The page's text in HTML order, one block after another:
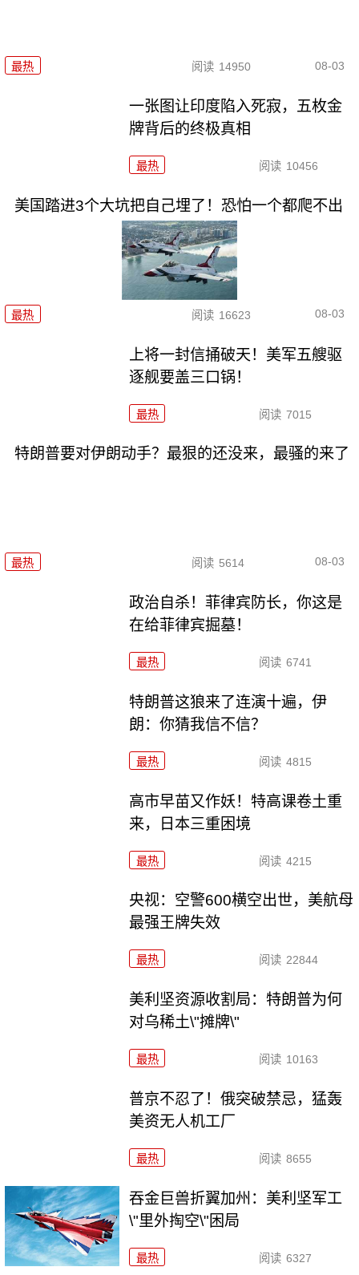
最热 阅读 14950 08-03
一张图让印度陷入死寂，五枚金
牌背后的终极真相
最热 阅读 10456
美国踏进3个大坑把自己埋了！恐怕一个都爬不出
最热 阅读 16623 08-03
上将一封信捅破天！美军五艘驱
逐舰要盖三口锅！
最热 阅读 7015
特朗普要对伊朗动手？最狠的还没来，最骚的来了
最热 阅读 5614 08-03
政治自杀！菲律宾防长，你这是
在给菲律宾掘墓！
最热 阅读 6741
特朗普这狼来了连演十遍，伊
朗：你猜我信不信？
最热 阅读 4815
高市早苗又作妖！特高课卷土重
来，日本三重困境
最热 阅读 4215
央视：空警600横空出世，美航母
最强王牌失效
最热 阅读 22844
美利坚资源收割局：特朗普为何
对乌稀土\"摊牌\"
最热 阅读 10163
普京不忍了！俄突破禁忌，猛轰
美资无人机工厂
最热 阅读 8655
吞金巨兽折翼加州：美利坚军工
\"里外掏空\"困局
最热 阅读 6327